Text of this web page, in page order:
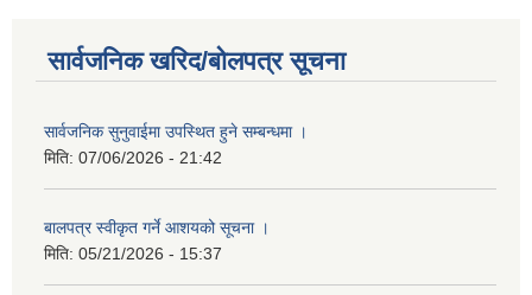
सार्वजनिक खरिद/बोलपत्र सूचना
सार्वजनिक सुनुवाईमा उपस्थित हुने सम्बन्धमा ।
मिति: 07/06/2026 - 21:42
बालपत्र स्वीकृत गर्ने आशयको सूचना ।
मिति: 05/21/2026 - 15:37